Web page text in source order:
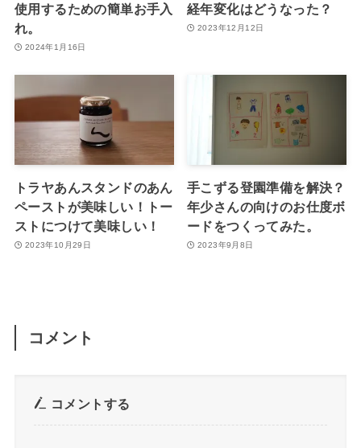
使用するための簡単お手入
れ。
2024年1月16日
経年変化はどうなった？
2023年12月12日
トラヤあんスタンドのあん
ペーストが美味しい！トー
ストにつけて美味しい！
2023年10月29日
手こずる登園準備を解決？
年少さんの向けのお仕度ボ
ードをつくってみた。
2023年9月8日
コメント
コメントする